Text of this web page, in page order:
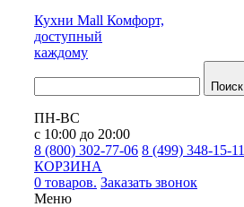
Кухни Mall Комфорт,
доступный
каждому
Поиск
ПН-ВС
с 10:00 до 20:00
8 (800) 302-77-06 8 (499) 348-15-11
КОРЗИНА
0 товаров. Заказать звонок
Меню